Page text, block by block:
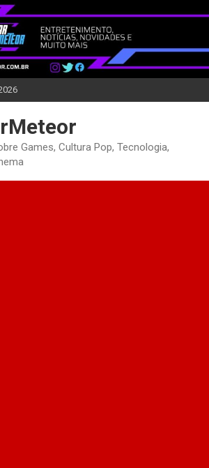
Games, Cultura Pop, Tecnologia,